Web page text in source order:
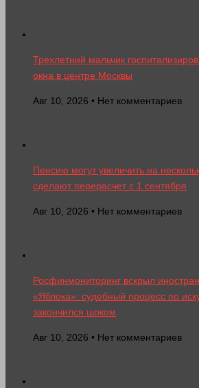
Трехлетний мальчик
окна в центре Москвы
Авг 10, 2026 • Нет комментариев
Пенсию могут увеличить на
сделают перерасчет с 1 сентября
Авг 10, 2026 • Нет комментариев
Росфинмониторинг вскрыл
«Яблока»: судебный процесс по
закончился шоком
Авг 10, 2026 • Нет комментариев